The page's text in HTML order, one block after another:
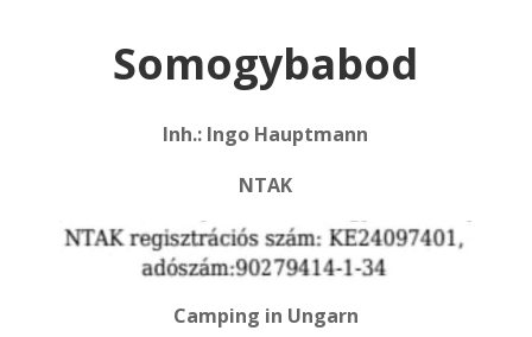
Somogybabod
Inh.: Ingo Hauptmann
NTAK
Camping in Ungarn